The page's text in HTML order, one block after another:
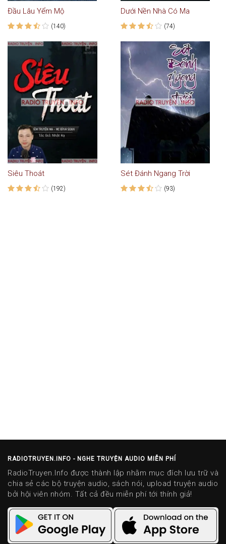
Đầu Lâu Yểm Mộ
(140)
Dưới Nền Nhà Có Ma
(74)
Siêu Thoát
(192)
Sét Đánh Ngang Trời
(93)
RADIOTRUYEN.INFO - NGHE TRUYỆN AUDIO MIỄN PHÍ
RadioTruyen.Info được thành lập nhằm mục đích lưu trữ và
chia sẻ các bộ truyện audio, sách nói, upload truyện audio
bởi hội viên nhóm. Tất cả đều miễn phí tới thính giả!